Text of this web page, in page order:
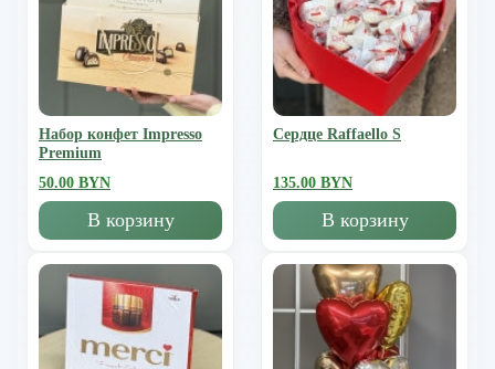
Набор конфет Impresso
Premium
50.00 BYN
В корзину
Сердце Raffaello S
135.00 BYN
В корзину